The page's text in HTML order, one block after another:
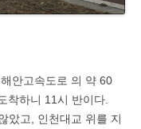
안고속도로 의 약 60
착하니 11시 반이다.
았고, 인천대교 위를 지